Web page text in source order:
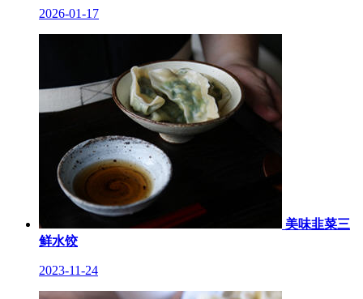
2026-01-17
美味韭菜三
鲜水饺
2023-11-24